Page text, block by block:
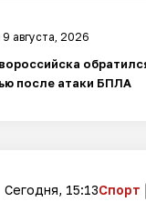
августа, 2026
после атаки БПЛА
Сегодня, 15:13Спорт